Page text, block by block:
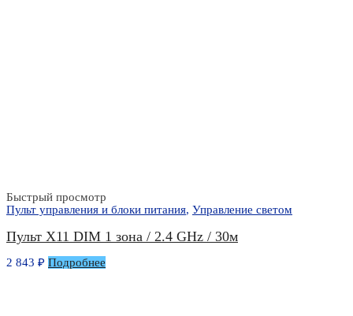
Быстрый просмотр
Пульт управления и блоки питания, Управление светом
Пульт X11 DIM 1 зона / 2.4 GHz / 30м
2 843 ₽ Подробнее